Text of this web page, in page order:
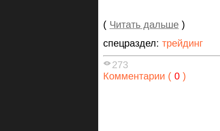
( Читать дальше )
спецраздел: трейдинг
273
Комментарии ( 0 )